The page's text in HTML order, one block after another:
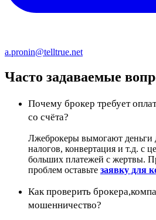
a.pronin@telltrue.net
Часто задаваемые
Почему брокер требует
со счёта?
Лжеброкеры вымогают деньги
налогов, конвертация и т.д. с
больших платежей с жертвы.
проблем оставьте заявку для
Как проверить
мошенничество?